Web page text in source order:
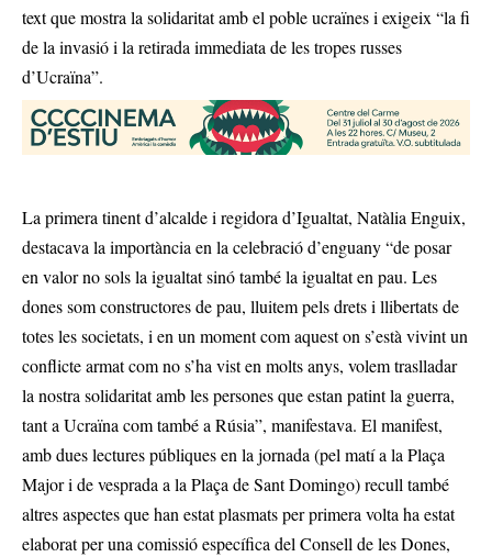
text que mostra la solidaritat amb el poble ucraïnes i exigeix “la fi
de la invasió i la retirada immediata de les tropes russes
d’Ucraïna”.
La primera tinent d’alcalde i regidora d’Igualtat, Natàlia Enguix,
destacava la importància en la celebració d’enguany “de posar
en valor no sols la igualtat sinó també la igualtat en pau. Les
dones som constructores de pau, lluitem pels drets i llibertats de
totes les societats, i en un moment com aquest on s’està vivint un
conflicte armat com no s’ha vist en molts anys, volem traslladar
la nostra solidaritat amb les persones que estan patint la guerra,
tant a Ucraïna com també a Rúsia”, manifestava. El manifest,
amb dues lectures públiques en la jornada (pel matí a la Plaça
Major i de vesprada a la Plaça de Sant Domingo) recull també
altres aspectes que han estat plasmats per primera volta ha estat
elaborat per una comissió específica del Consell de les Dones,